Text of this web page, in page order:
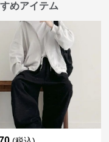
めアイテム